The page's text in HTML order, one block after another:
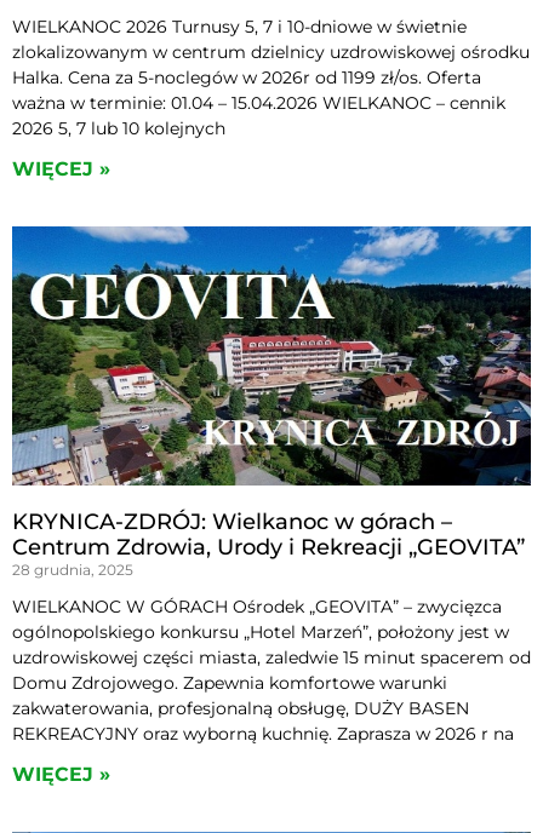
WIELKANOC 2026 Turnusy 5, 7 i 10-dniowe w świetnie
zlokalizowanym w centrum dzielnicy uzdrowiskowej ośrodku
Halka. Cena za 5-noclegów w 2026r od 1199 zł/os. Oferta
ważna w terminie: 01.04 – 15.04.2026 WIELKANOC – cennik
2026 5, 7 lub 10 kolejnych
WIĘCEJ »
KRYNICA-ZDRÓJ: Wielkanoc w górach –
Centrum Zdrowia, Urody i Rekreacji „GEOVITA”
28 grudnia, 2025
WIELKANOC W GÓRACH Ośrodek „GEOVITA” – zwycięzca
ogólnopolskiego konkursu „Hotel Marzeń”, położony jest w
uzdrowiskowej części miasta, zaledwie 15 minut spacerem od
Domu Zdrojowego. Zapewnia komfortowe warunki
zakwaterowania, profesjonalną obsługę, DUŻY BASEN
REKREACYJNY oraz wyborną kuchnię. Zaprasza w 2026 r na
WIĘCEJ »